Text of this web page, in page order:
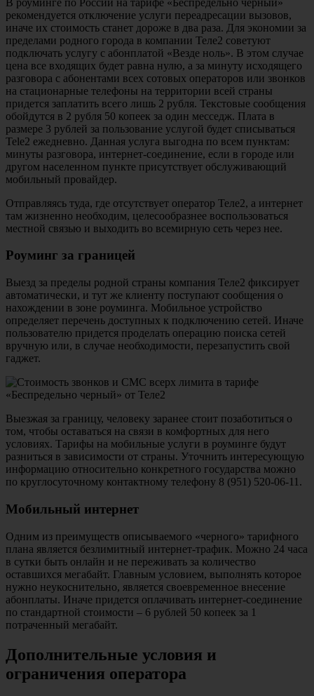
рекомендуется отключение услуги переадресации вызовов,
иначе их стоимость станет дороже в два раза. Для экономии за
пределами родного города в компании Теле2 советуют
подключать услугу с абонплатой «Везде ноль». В этом случае
цена все входящих будет равна нулю, а за минуту исходящего
разговора с абонентами всех сотовых операторов или звонков
на стационарные телефоны на территории всей страны
придется заплатить всего лишь 2 рубля. Текстовые сообщения
обойдутся в 2 рубля 50 копеек за один месседж. Плата в
размере 3 рублей за пользование услугой будет списываться
Tele2 ежедневно. Данная услуга выгодна по всем пунктам:
минуты разговора, интернет-соединение, если в городе или
другом населенном пункте присутствует обслуживающий
мобильный провайдер.
Отправляясь туда, где отсутствует оператор Теле2, а интернет
там жизненно необходим, целесообразнее воспользоваться
местной связью и выходить во всемирную сеть через нее.
Роуминг за границей
Выезд за пределы родной страны компания Теле2 фиксирует
автоматически, и тут же клиенту поступают сообщения о
нахождении в зоне роуминга. Мобильное устройство
определяет перечень доступных к подключению сетей. Иначе
пользователю придется проделать операцию поиска сетей
вручную или, в случае необходимости, перезапустить свой
гаджет.
Выезжая за границу, человеку заранее стоит позаботиться о
том, чтобы оставаться на связи в комфортных для него
условиях. Тарифы на мобильные услуги в роуминге будут
разниться в зависимости от страны. Уточнить интересующую
информацию относительно конкретного государства можно
по круглосуточному контактному телефону 8 (951) 520-06-11.
Мобильный интернет
Одним из преимуществ описываемого «черного» тарифного
плана является безлимитный интернет-трафик. Можно 24 часа
в сутки быть онлайн и не переживать за количество
оставшихся мегабайт. Главным условием, выполнять которое
нужно неукоснительно, является своевременное внесение
абонплаты. Иначе придется оплачивать интернет-соединение
по стандартной стоимости – 6 рублей 50 копеек за 1
потраченный мегабайт.
Дополнительные условия и
ограничения оператора